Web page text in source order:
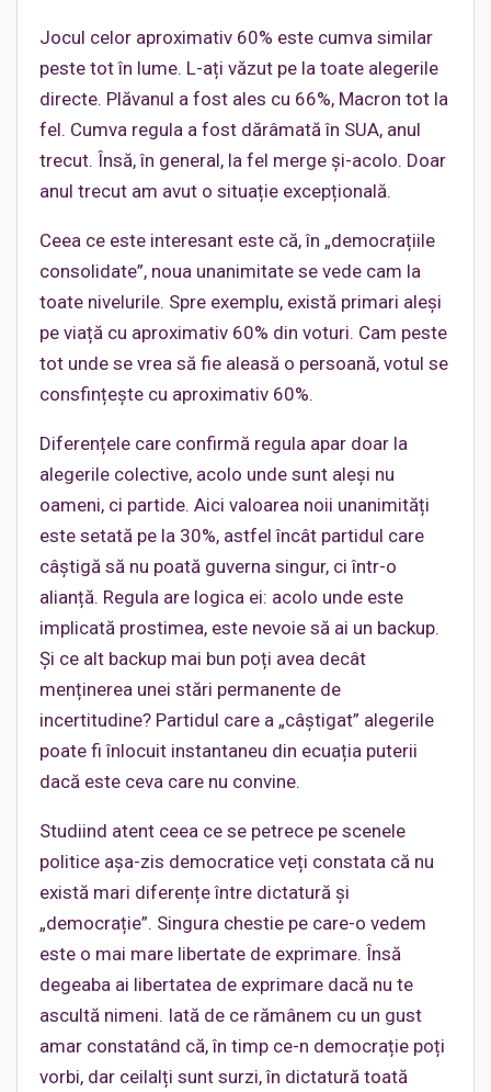
Jocul celor aproximativ 60% este cumva similar
peste tot în lume. L-ați văzut pe la toate alegerile
directe. Plăvanul a fost ales cu 66%, Macron tot la
fel. Cumva regula a fost dărâmată în SUA, anul
trecut. Însă, în general, la fel merge și-acolo. Doar
anul trecut am avut o situație excepțională.
Ceea ce este interesant este că, în „democrațiile
consolidate”, noua unanimitate se vede cam la
toate nivelurile. Spre exemplu, există primari aleși
pe viață cu aproximativ 60% din voturi. Cam peste
tot unde se vrea să fie aleasă o persoană, votul se
consfințește cu aproximativ 60%.
Diferențele care confirmă regula apar doar la
alegerile colective, acolo unde sunt aleși nu
oameni, ci partide. Aici valoarea noii unanimități
este setată pe la 30%, astfel încât partidul care
câștigă să nu poată guverna singur, ci într-o
alianță. Regula are logica ei: acolo unde este
implicată prostimea, este nevoie să ai un backup.
Și ce alt backup mai bun poți avea decât
menținerea unei stări permanente de
incertitudine? Partidul care a „câștigat” alegerile
poate fi înlocuit instantaneu din ecuația puterii
dacă este ceva care nu convine.
Studiind atent ceea ce se petrece pe scenele
politice așa-zis democratice veți constata că nu
există mari diferențe între dictatură și
„democrație”. Singura chestie pe care-o vedem
este o mai mare libertate de exprimare. Însă
degeaba ai libertatea de exprimare dacă nu te
ascultă nimeni. Iată de ce rămânem cu un gust
amar constatând că, în timp ce-n democrație poți
vorbi, dar ceilalți sunt surzi, în dictatură toată